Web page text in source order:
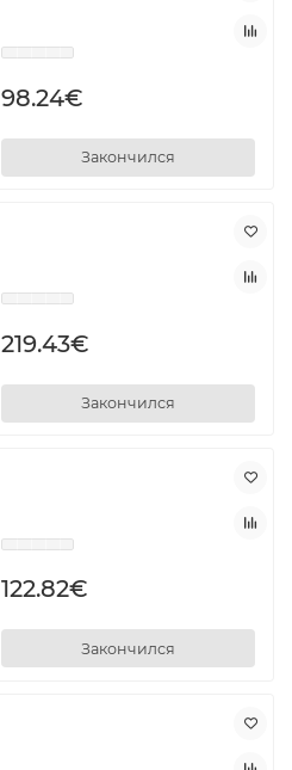
98.24€
Закончился
219.43€
Закончился
122.82€
Закончился